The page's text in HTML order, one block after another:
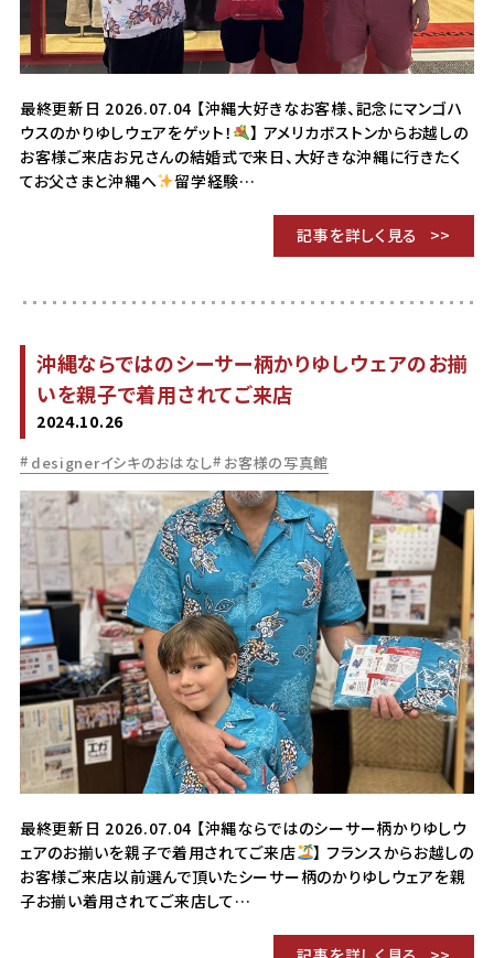
最終更新日 2026.07.04 【沖縄大好きなお客様、記念にマンゴハ
ウスのかりゆしウェアをゲット！
】 アメリカボストンからお越しの
お客様ご来店お兄さんの結婚式で来日、大好きな沖縄に行きたく
てお父さまと沖縄へ
留学経験…
記事を詳しく見る
沖縄ならではのシーサー柄かりゆしウェアのお揃
いを親子で着用されてご来店
2024.10.26
designerイシキのおはなし お客様の写真館
最終更新日 2026.07.04 【沖縄ならではのシーサー柄かりゆしウ
ェアのお揃いを親子で着用されてご来店
】 フランスからお越しの
お客様ご来店以前選んで頂いたシーサー柄のかりゆしウェアを親
子お揃い着用されてご来店して…